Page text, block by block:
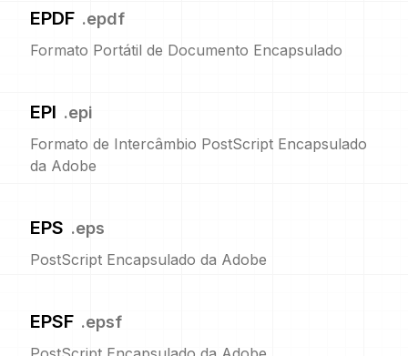
EPDF .epdf
Formato Portátil de Documento Encapsulado
EPI .epi
Formato de Intercâmbio PostScript Encapsulado
da Adobe
EPS .eps
PostScript Encapsulado da Adobe
EPSF .epsf